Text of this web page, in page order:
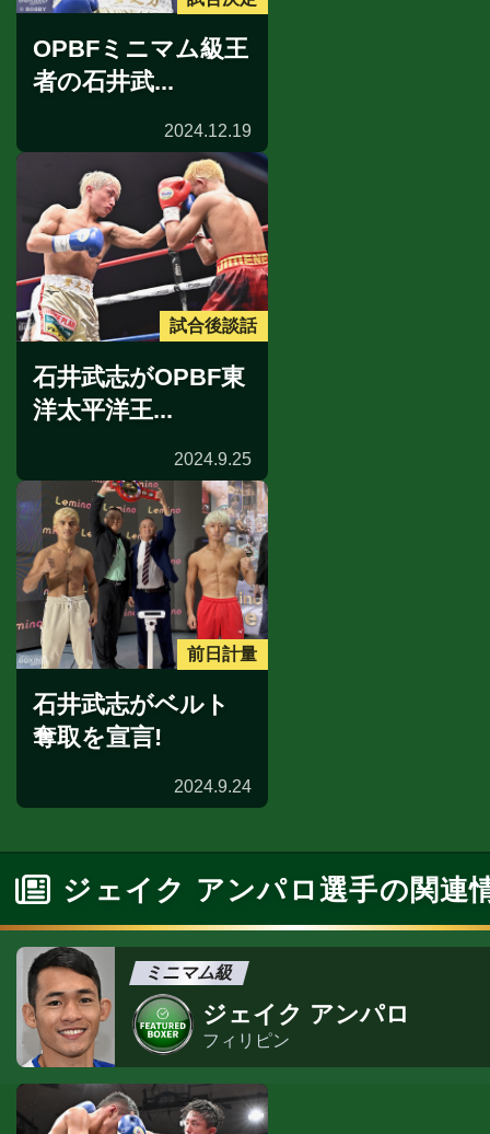
OPBFミニマム級王
者の石井武...
2024.12.19
試合後談話
石井武志がOPBF東
洋太平洋王...
2024.9.25
前日計量
石井武志がベルト
奪取を宣言!
2024.9.24
ジェイク アンパロ選手の関連
ミニマム級
ジェイク アンパロ
フィリピン